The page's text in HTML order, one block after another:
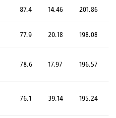
87.4 14.46 201.86
77.9 20.18 198.08
78.6 17.97 196.57
76.1 39.14 195.24